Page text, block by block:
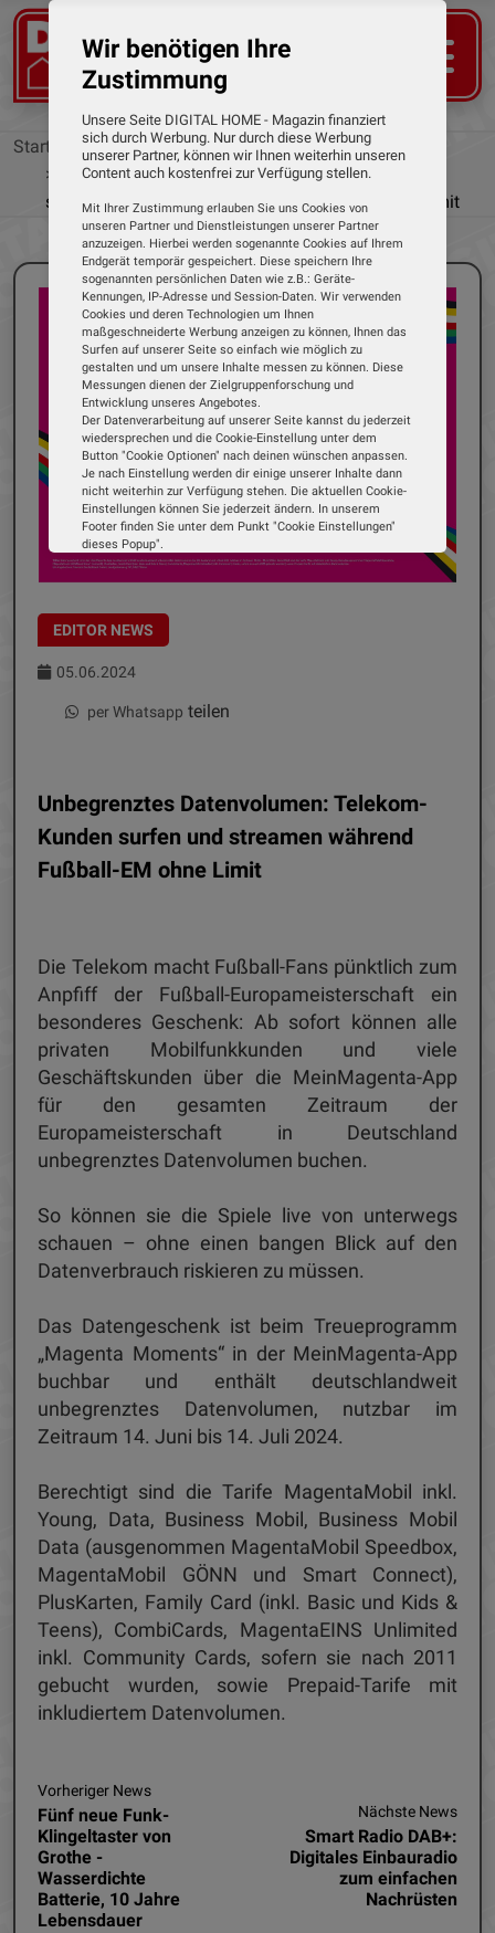
Startseite
News
Unbegrenztes Datenvolumen: Telekom-Kunden
surfen und streamen während Fußball-EM ohne Limit
EDITOR NEWS
05.06.2024
per Whatsapp teilen
Unbegrenztes Datenvolumen: Telekom-
Kunden surfen und streamen während
Fußball-EM ohne Limit
Die Telekom macht Fußball-Fans pünktlich zum
Anpfiff der Fußball-Europameisterschaft ein
besonderes Geschenk: Ab sofort können alle
privaten Mobilfunkkunden und viele
Geschäftskunden über die MeinMagenta-App
für den gesamten Zeitraum der
Europameisterschaft in Deutschland
unbegrenztes Datenvolumen buchen.
So können sie die Spiele live von unterwegs
schauen – ohne einen bangen Blick auf den
Datenverbrauch riskieren zu müssen.
Das Datengeschenk ist beim Treueprogramm
„Magenta Moments“ in der MeinMagenta-App
buchbar und enthält deutschlandweit
unbegrenztes Datenvolumen, nutzbar im
Zeitraum 14. Juni bis 14. Juli 2024.
Berechtigt sind die Tarife MagentaMobil inkl.
Young, Data, Business Mobil, Business Mobil
Data (ausgenommen MagentaMobil Speedbox,
MagentaMobil GÖNN und Smart Connect),
PlusKarten, Family Card (inkl. Basic und Kids &
Teens), CombiCards, MagentaEINS Unlimited
inkl. Community Cards, sofern sie nach 2011
gebucht wurden, sowie Prepaid-Tarife mit
inkludiertem Datenvolumen.
Vorheriger News
Fünf neue Funk-
Klingeltaster von
Grothe -
Wasserdichte
Batterie, 10 Jahre
Lebensdauer
Nächste News
Smart Radio DAB+:
Digitales Einbauradio
zum einfachen
Nachrüsten
Wir benötigen Ihre
Zustimmung
Unsere Seite DIGITAL HOME - Magazin finanziert
sich durch Werbung. Nur durch diese Werbung
unserer Partner, können wir Ihnen weiterhin unseren
Content auch kostenfrei zur Verfügung stellen.
Mit Ihrer Zustimmung erlauben Sie uns Cookies von
unseren Partner und Dienstleistungen unserer Partner
anzuzeigen. Hierbei werden sogenannte Cookies auf Ihrem
Endgerät temporär gespeichert. Diese speichern Ihre
sogenannten persönlichen Daten wie z.B.: Geräte-
Kennungen, IP-Adresse und Session-Daten. Wir verwenden
Cookies und deren Technologien um Ihnen
maßgeschneiderte Werbung anzeigen zu können, Ihnen das
Surfen auf unserer Seite so einfach wie möglich zu
gestalten und um unsere Inhalte messen zu können. Diese
Messungen dienen der Zielgruppenforschung und
Entwicklung unseres Angebotes.
Der Datenverarbeitung auf unserer Seite kannst du jederzeit
wiedersprechen und die Cookie-Einstellung unter dem
Button "Cookie Optionen" nach deinen wünschen anpassen.
Je nach Einstellung werden dir einige unserer Inhalte dann
nicht weiterhin zur Verfügung stehen. Die aktuellen Cookie-
Einstellungen können Sie jederzeit ändern. In unserem
Footer finden Sie unter dem Punkt "Cookie Einstellungen"
dieses Popup".
Wir verwenden Cookies, um Ihnen die bestmögliche
Erfahrung auf unserer Website zu bieten. Erfahren Sie mehr
Einstellungen ändern können.
Cookie Optionen